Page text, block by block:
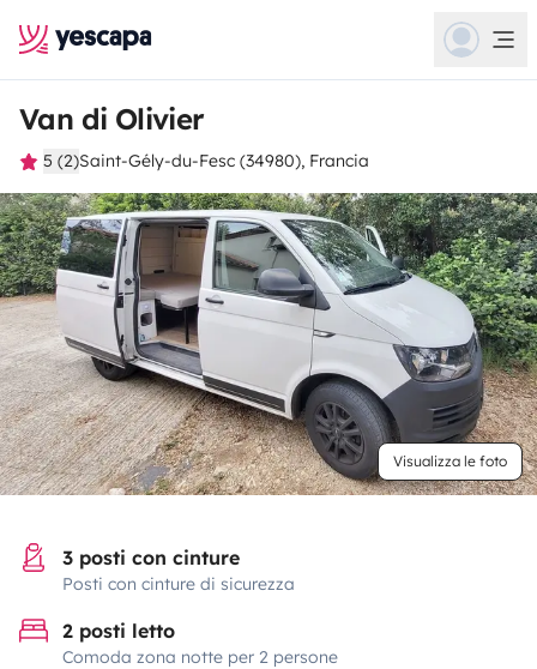
Van di Olivier
5 (2)Saint-Gély-du-Fesc (34980), Francia
Visualizza le foto
3 posti con cinture
Posti con cinture di sicurezza
2 posti letto
Comoda zona notte per 2 persone